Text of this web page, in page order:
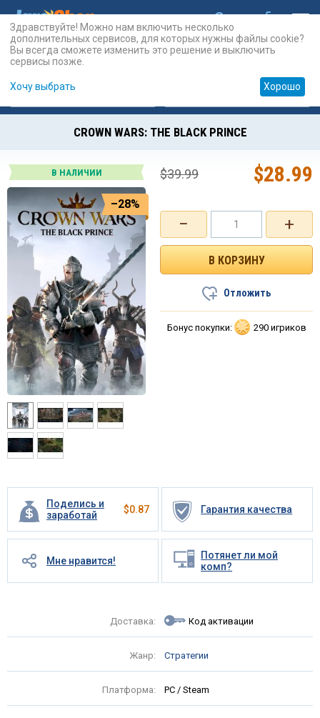
Карты Prepaid
CROWN WARS: THE BLACK PRINCE
В НАЛИЧИИ
–28%
Поделись и
заработай
$0.87 Гарантия качества
Мне нравится!
Потянет ли мой
комп?
Доставка: Код активации
Жанр: Стратегии
Платформа: PC / Steam
+
−
$28.99
$39.99
Отложить
Бонус покупки: 290 игриков
Здравствуйте! Можно нам включить несколько
дополнительных сервисов, для которых нужны файлы cookie?
Вы всегда сможете изменить это решение и выключить
сервисы позже.
Хочу выбрать Хорошо